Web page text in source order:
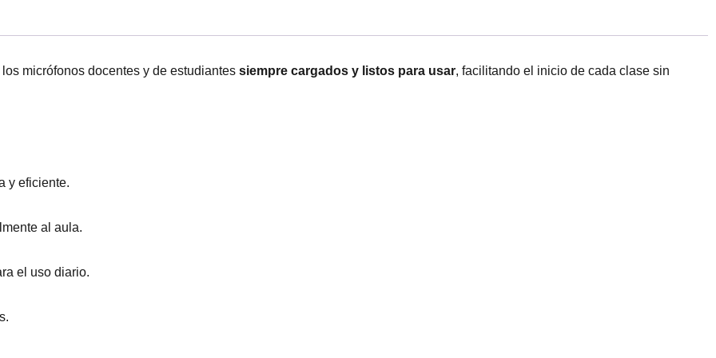
micrófonos docentes y de estudiantes siempre cargados y listos para usar, facilitando el inicio de cada clase sin
y eficiente.
al aula.
el uso diario.